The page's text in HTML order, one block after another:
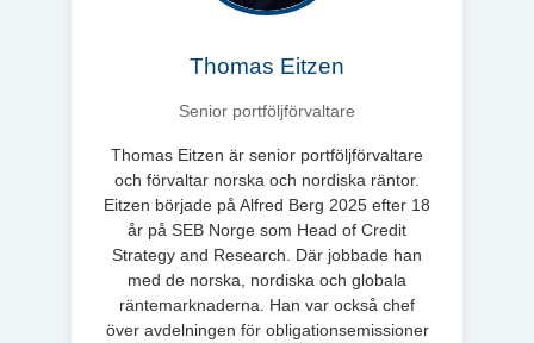
Thomas Eitzen
Senior portföljförvaltare
Thomas Eitzen är senior portföljförvaltare
och förvaltar norska och nordiska räntor.
Eitzen började på Alfred Berg 2025 efter 18
år på SEB Norge som Head of Credit
Strategy and Research. Där jobbade han
med de norska, nordiska och globala
räntemarknaderna. Han var också chef
över avdelningen för obligationsemissioner